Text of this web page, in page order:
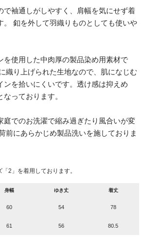
で袖通しがしやすく、肩幅を気にせず着
。 釦を外して羽織りものとしても使いや
を使用した中肉厚の製品染め用素材で
織り上げられた生地なので、肌になじむ
ンを拾いにくいです。透け感は抑えめ
っております。
庭でのお洗濯で縮み過ぎたり風合いが変
前にあらかじめ製品洗いを施しておりま
2」を着用しております。
身幅 ゆき丈 着丈
60 54 78
61 56 80.5